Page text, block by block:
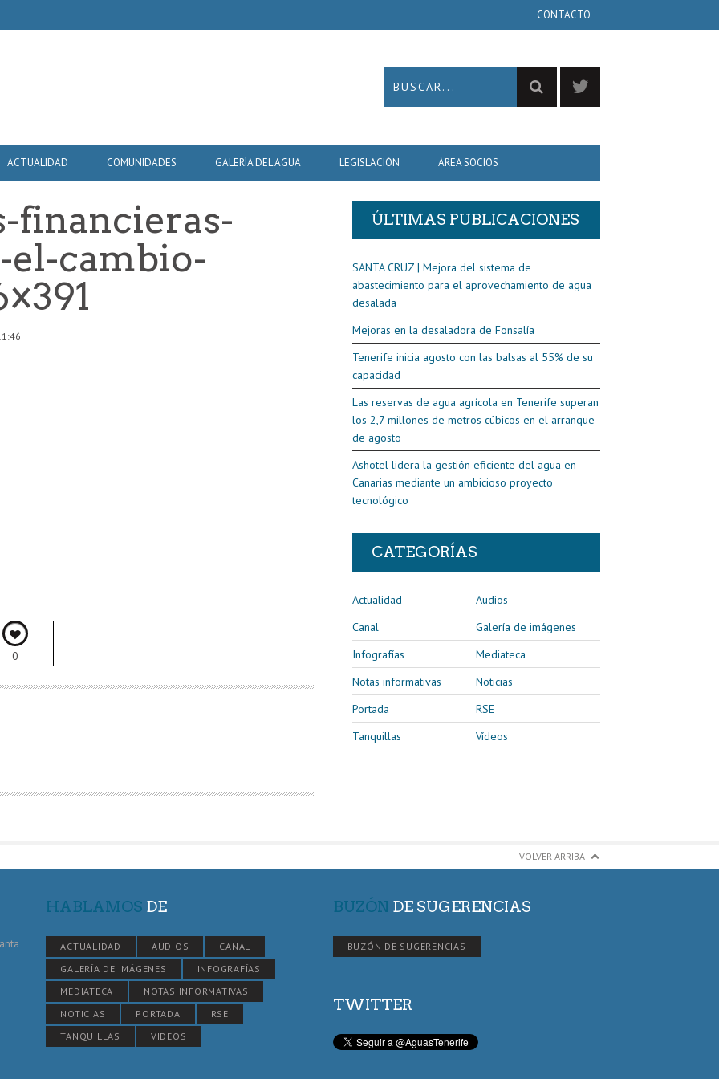
CONTACTO
ACTUALIDAD COMUNIDADES GALERÍA DEL AGUA LEGISLACIÓN ÁREA SOCIOS
financieras-
cambio-
0
ÚLTIMAS PUBLICACIONES
SANTA CRUZ | Mejora del sistema de
abastecimiento para el aprovechamiento de agua
desalada
Mejoras en la desaladora de Fonsalía
Tenerife inicia agosto con las balsas al 55% de su
capacidad
Las reservas de agua agrícola en Tenerife superan
los 2,7 millones de metros cúbicos en el arranque
de agosto
Ashotel lidera la gestión eficiente del agua en
Canarias mediante un ambicioso proyecto
tecnológico
CATEGORÍAS
Actualidad
Audios
Canal
Galería de imágenes
Infografías
Mediateca
Notas informativas
Noticias
Portada
RSE
Tanquillas
Vídeos
VOLVER ARRIBA
HABLAMOS DE
ACTUALIDAD AUDIOS
CANAL
GALERÍA DE IMÁGENES
INFOGRAFÍAS
MEDIATECA
NOTAS INFORMATIVAS
NOTICIAS
PORTADA
RSE
TANQUILLAS
VÍDEOS
BUZÓN DE SUGERENCIAS
BUZÓN DE SUGERENCIAS
TWITTER